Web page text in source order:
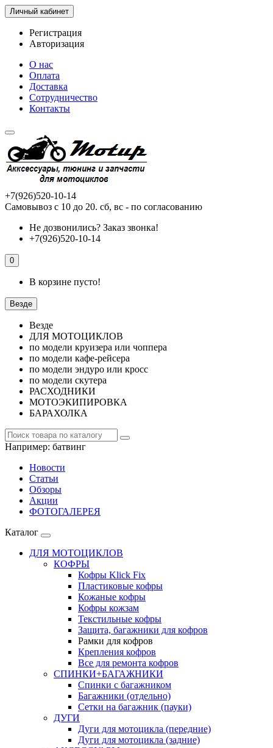
Личный кабинет
Регистрация
Авторизация
О нас
Оплата
Доставка
Сотрудничество
Контакты
+7(926)520-10-14
Самовывоз с 10 до 20. сб, вс - по согласованию
Не дозвонились? Заказ звонка!
+7(926)520-10-14
0
В корзине пусто!
Везде
Везде
ДЛЯ МОТОЦИКЛОВ
по модели круизера или чоппера
по модели кафе-рейсера
по модели эндуро или кросс
по модели скутера
РАСХОДНИКИ
МОТОЭКИПИРОВКА
БАРАХОЛКА
Например: батвинг
Новости
Статьи
Обзоры
Акции
ФОТОГАЛЕРЕЯ
Каталог
ДЛЯ МОТОЦИКЛОВ
КОФРЫ
Кофры Klick Fix
Пластиковые кофры
Кожаные кофры
Кофры кожзам
Текстильные кофры
Защита, багажники для кофров
Рамки для кофров
Крепления кофров
Все для ремонта кофров
СПИНКИ+БАГАЖНИКИ
Спинки с багажником
Багажники (отдельно)
Сетки на багажник (пауки)
ДУГИ
Дуги для мотоцикла (передние)
Дуги для мотоцикла (задние)